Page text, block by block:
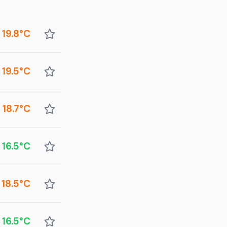
19.8°C
19.5°C
18.7°C
16.5°C
18.5°C
16.5°C